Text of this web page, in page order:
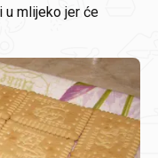
u mlijeko jer će